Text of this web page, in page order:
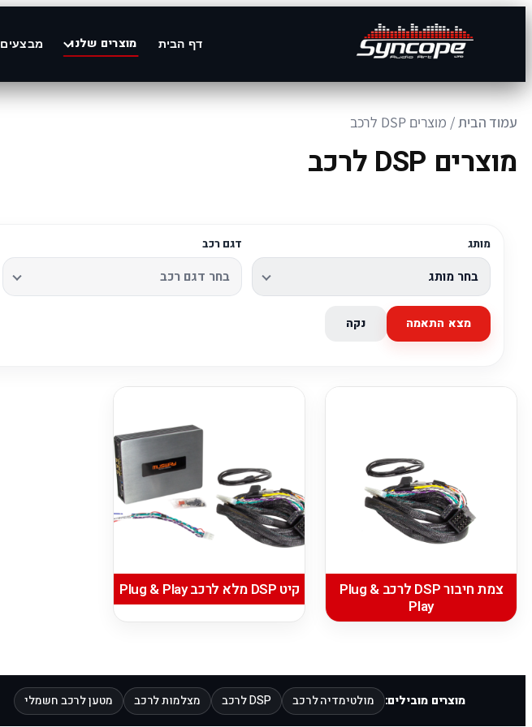
דף הבית מוצרים שלנו מבצעים
עמוד הבית / מוצרים DSP לרכב
מוצרים DSP לרכב
מותג דגם רכב
מצא התאמה נקה
צמת חיבור DSP לרכב Plug &
Play
קיט DSP מלא לרכב Plug & Play
מוצרים מובילים: מולטימדיה לרכב DSP לרכב מצלמות לרכב מטען לרכב חשמלי